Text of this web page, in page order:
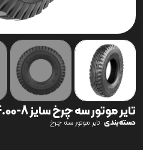
تایر موتور سه چرخ سایز 8-4.00 Afra
دسته‌بندی تایر موتور سه چرخ